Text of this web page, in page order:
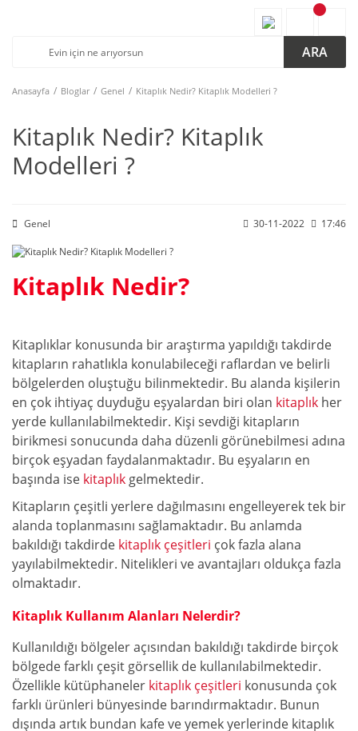
ARA
Anasayfa Bloglar Genel Kitaplık Nedir? Kitaplık Modelleri ?
Kitaplık Nedir? Kitaplık
Modelleri ?
Genel 30-11-2022 17:46
Kitaplık Nedir?
Kitaplıklar konusunda bir araştırma yapıldığı takdirde
kitapların rahatlıkla konulabileceği raflardan ve belirli
bölgelerden oluştuğu bilinmektedir. Bu alanda kişilerin
en çok ihtiyaç duyduğu eşyalardan biri olan kitaplık her
yerde kullanılabilmektedir. Kişi sevdiği kitapların
birikmesi sonucunda daha düzenli görünebilmesi adına
birçok eşyadan faydalanmaktadır. Bu eşyaların en
başında ise kitaplık gelmektedir.
Kitapların çeşitli yerlere dağılmasını engelleyerek tek bir
alanda toplanmasını sağlamaktadır. Bu anlamda
bakıldığı takdirde kitaplık çeşitleri çok fazla alana
yayılabilmektedir. Nitelikleri ve avantajları oldukça fazla
olmaktadır.
Kitaplık Kullanım Alanları Nelerdir?
Kullanıldığı bölgeler açısından bakıldığı takdirde birçok
bölgede farklı çeşit görsellik de kullanılabilmektedir.
Özellikle kütüphaneler kitaplık çeşitleri konusunda çok
farklı ürünleri bünyesinde barındırmaktadır. Bunun
dışında artık bundan kafe ve yemek yerlerinde kitaplık